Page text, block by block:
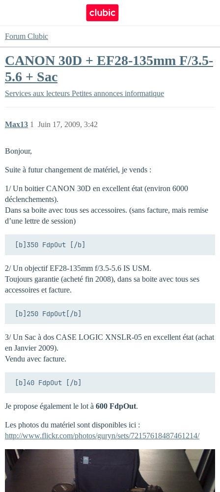
Forum Clubic
CANON 30D + EF28-135mm F/3.5-
5.6 + Sac
Services aux lecteurs Petites annonces informatique
Max13 Juin 17, 2009, 3:42
1
Bonjour,
Suite à futur changement de matériel, je vends :
1/ Un boitier CANON 30D en excellent état (environ 6000
déclenchements).
Dans sa boite avec tous ses accessoires. (sans facture, mais remise
d’une lettre de session)
2/ Un objectif EF28-135mm f/3.5-5.6 IS USM.
Toujours garantie (acheté fin 2008), dans sa boite avec tous ses
accessoires et facture.
3/ Un Sac à dos CASE LOGIC XNSLR-05 en excellent état (achat
en Janvier 2009).
Vendu avec facture.
Je propose également le lot à 600 FdpOut.
Les photos du matériel sont disponibles ici :
http://www.flickr.com/photos/guryn/sets/72157618487461214/